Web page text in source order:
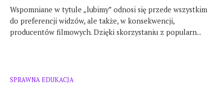
Wspomniane w tytule „lubimy” odnosi się przede wszystkim
do preferencji widzów, ale także, w konsekwencji,
producentów filmowych. Dzięki skorzystaniu z popularn...
SPRAWNA EDUKACJA